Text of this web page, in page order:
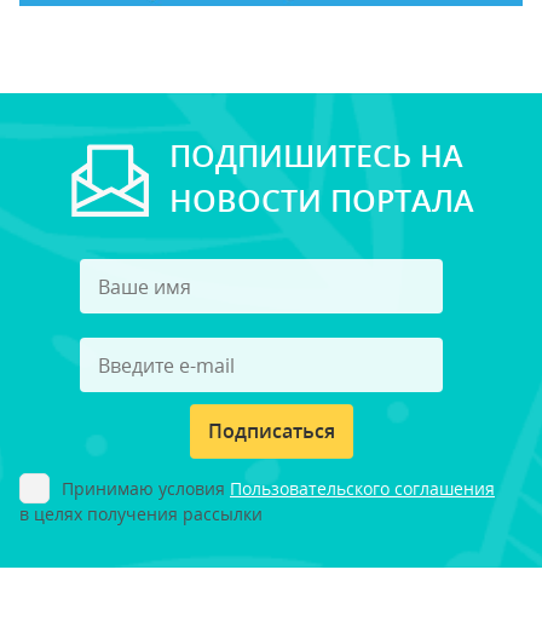
ПОДПИШИТЕСЬ НА
НОВОСТИ ПОРТАЛА
Подписаться
Принимаю условия Пользовательского соглашения
в целях получения рассылки